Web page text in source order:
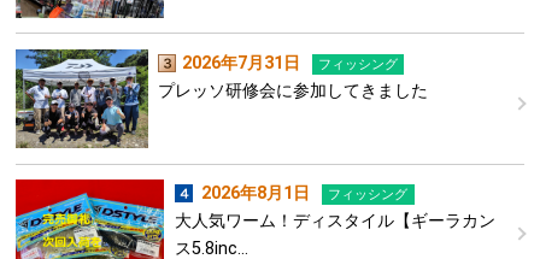
2026年7月31日 フィッシング
プレッソ研修会に参加してきました
2026年8月1日 フィッシング
大人気ワーム！ディスタイル【ギーラカン
ス5.8inc…